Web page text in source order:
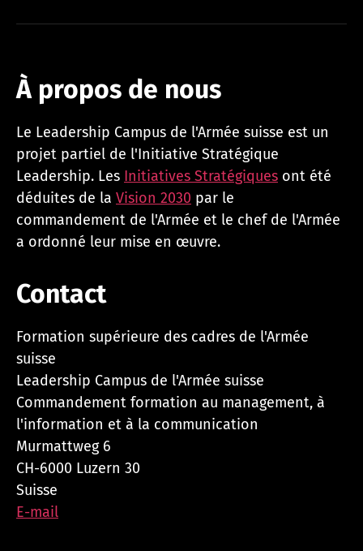
À propos de nous
Le Leadership Campus de l'Armée suisse est un
projet partiel de l'Initiative Stratégique
Leadership. Les Initiatives Stratégiques ont été
déduites de la Vision 2030 par le
commandement de l'Armée et le chef de l'Armée
a ordonné leur mise en œuvre.
Contact
Formation supérieure des cadres de l'Armée
suisse
Leadership Campus de l'Armée suisse
Commandement formation au management, à
l'information et à la communication
Murmattweg 6
CH-6000 Luzern 30
Suisse
E-mail